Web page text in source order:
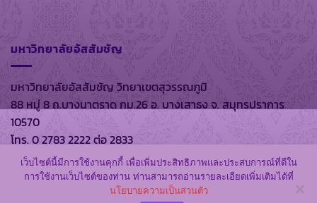
มหาวิทยาลัยอัสสัมชัญ
มหาวิทยาลัยอัสสัมชัญ วิทยาเขตสุวรรณภูมิ
88 หมู่ 8 ถ.บางนาตราด กม.26 อ. บางเสาธง จ. สมุทรปราการ
10570
โทร. 0 2783 2222 ต่อ 2833
สงวนลิขสิทธิ์ พ.ศ. 2569 ตาม พรบ.ลิขสิทธิ์ พ.ศ. 2537 โดย
เว็บไซต์นี้มีการใช้งานคุกกี้ เพื่อเพิ่มประสิทธิภาพและประสบการณ์ที่ดีใน
การใช้งานเว็บไซต์ของท่าน ท่านสามารถอ่านรายละเอียดเพิ่มเติมได้ที่
นโยบายความเป็นส่วนตัว